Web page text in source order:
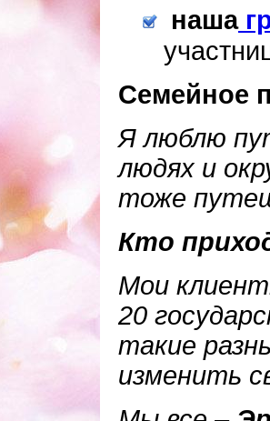
наша
Семейное
Я люблю
людях и
тоже
Кто
Мои
20
такие
изменить